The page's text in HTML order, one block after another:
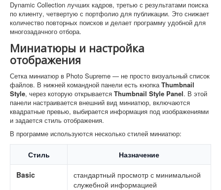
Dynamic Collection лучших кадров, третью с результатами поиска
по клиенту, четвертую с портфолио для публикации. Это снижает
количество повторных поисков и делает программу удобной для
многозадачного отбора.
Миниатюры и настройка
отображения
Сетка миниатюр в Photo Supreme — не просто визуальный список
файлов. В нижней командной панели есть кнопкаThumbnail
Style, через которую открывается Thumbnail Style Panel. В этой
панели настраивается внешний вид миниатюр, включаются
квадратные превью, выбирается информация под изображениями
и задается стиль отображения.
В программе используются несколько стилей миниатюр:
Стиль Назначение
Basic
стандартный просмотр с минимальной
служебной информацией